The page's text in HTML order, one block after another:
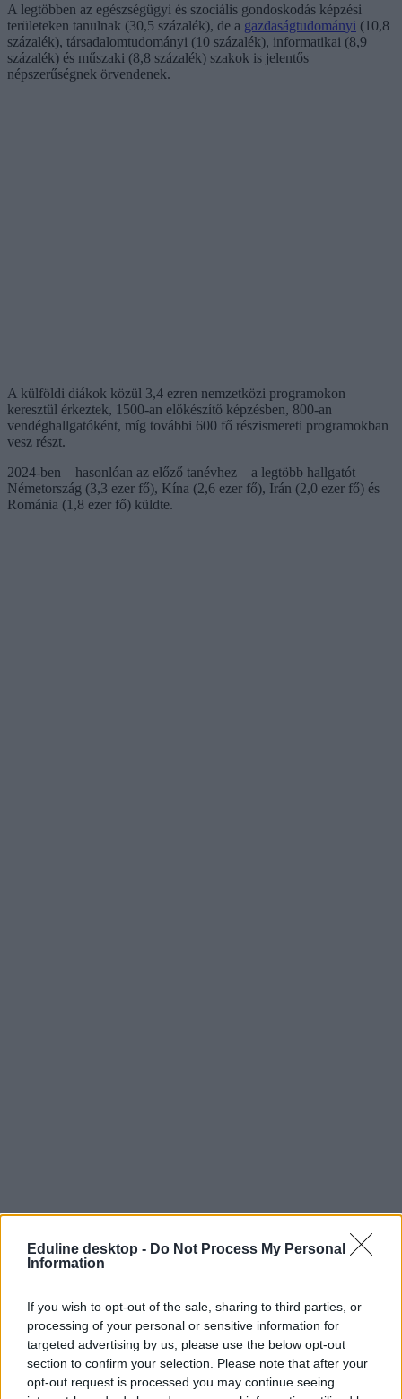
Eduline desktop - Do Not Process My Personal
Information
If you wish to opt-out of the sale, sharing to third parties, or
processing of your personal or sensitive information for
targeted advertising by us, please use the below opt-out
section to confirm your selection. Please note that after your
opt-out request is processed you may continue seeing
A legtöbben az egészségügyi és szociális gondoskodás képzési
területeken tanulnak (30,5 százalék), de a gazdaságtudományi (10,8
százalék), társadalomtudományi (10 százalék), informatikai (8,9
százalék) és műszaki (8,8 százalék) szakok is jelentős
népszerűségnek örvendenek.
A külföldi diákok közül 3,4 ezren nemzetközi programokon
keresztül érkeztek, 1500-an előkészítő képzésben, 800-an
vendéghallgatóként, míg további 600 fő részismereti programokban
vesz részt.
2024-ben – hasonlóan az előző tanévhez – a legtöbb hallgatót
Németország (3,3 ezer fő), Kína (2,6 ezer fő), Irán (2,0 ezer fő) és
Románia (1,8 ezer fő) küldte.